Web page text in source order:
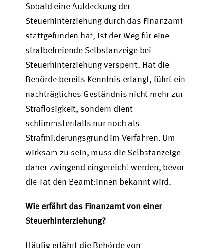
Sobald eine Aufdeckung der
Steuerhinterziehung durch das Finanzamt
stattgefunden hat, ist der Weg für eine
strafbefreiende Selbstanzeige bei
Steuerhinterziehung versperrt. Hat die
Behörde bereits Kenntnis erlangt, führt ein
nachträgliches Geständnis nicht mehr zur
Straflosigkeit, sondern dient
schlimmstenfalls nur noch als
Strafmilderungsgrund im Verfahren. Um
wirksam zu sein, muss die Selbstanzeige
daher zwingend eingereicht werden, bevor
die Tat den Beamt:innen bekannt wird.
Wie erfährt das Finanzamt von einer
Steuerhinterziehung?
Häufig erfährt die Behörde von